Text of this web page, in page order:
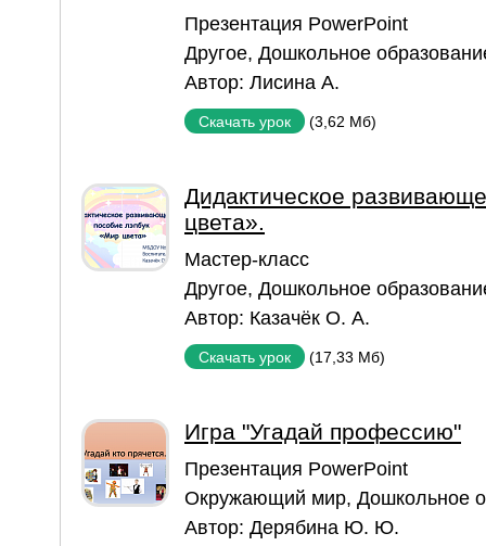
Презентация PowerPoint
Другое, Дошкольное
Автор: Лисина А.
Скачать урок (3,62 Мб)
Дидактическое
цвета».
Мастер-класс
Другое, Дошкольное
Автор: Казачёк О. А.
Скачать урок (17,33 Мб)
Игра "Угадай профессию"
Презентация PowerPoint
Окружающий мир, Дошкольное
Автор: Дерябина Ю. Ю.